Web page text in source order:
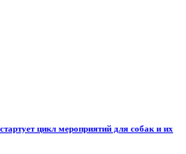
цикл мероприятий для собак и их